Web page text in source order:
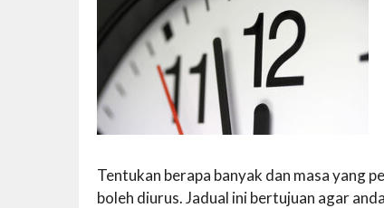
Tentukan berapa banyak dan masa yang
boleh diurus. Jadual ini bertujuan agar